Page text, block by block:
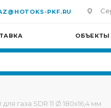
PKF.RU
ОБЪЕКТЫ
газа SDR 11 Ø 180х16,4 мм